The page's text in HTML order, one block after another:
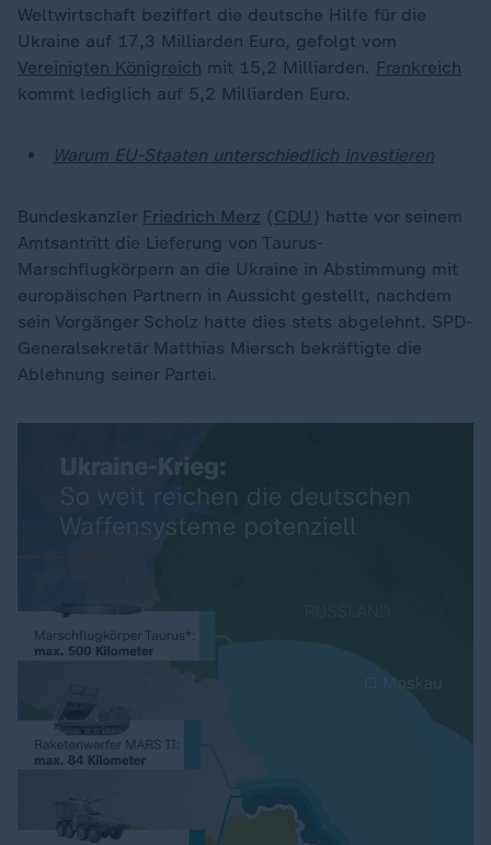
Weltwirtschaft beziffert die deutsche Hilfe für die
Ukraine auf 17,3 Milliarden Euro, gefolgt vom
Vereinigten Königreich mit 15,2 Milliarden. Frankreich
kommt lediglich auf 5,2 Milliarden Euro.
Warum EU-Staaten unterschiedlich investieren
Bundeskanzler Friedrich Merz (CDU ) hatte vor seinem
Amtsantritt die Lieferung von Taurus-
Marschflugkörpern an die Ukraine in Abstimmung mit
europäischen Partnern in Aussicht gestellt, nachdem
sein Vorgänger Scholz hatte dies stets abgelehnt. SPD-
Generalsekretär Matthias Miersch bekräftigte die
Ablehnung seiner Partei.